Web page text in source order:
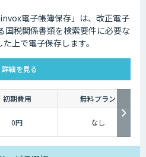
電子帳簿保存」は、改正電子
国税関係書類を検索要件に必要な
上で電子保存します。
詳細を見る
初期費用
無料プラン
0円 なし